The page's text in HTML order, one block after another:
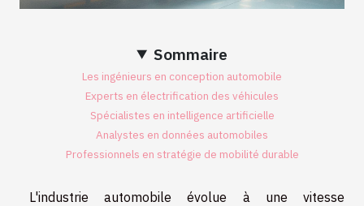
Sommaire
Les ingénieurs en conception automobile
Experts en électrification des véhicules
Spécialistes en intelligence artificielle
Analystes en données automobiles
Professionnels en stratégie de mobilité durable
L'industrie automobile évolue à une vitesse